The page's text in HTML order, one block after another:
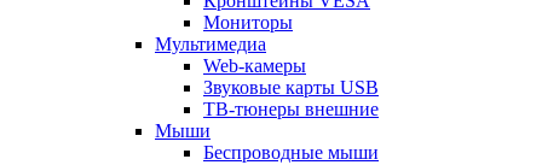
Мониторы
Мультимедиа
Web-камеры
Звуковые карты USB
ТВ-тюнеры внешние
Мыши
Беспроводные мыши